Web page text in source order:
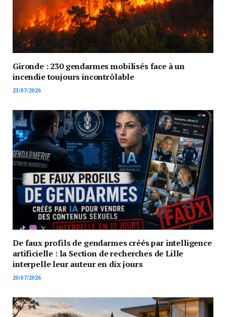
Gironde : 230 gendarmes mobilisés face à un
incendie toujours incontrôlable
23/07/2026
De faux profils de gendarmes créés par intelligence
artificielle : la Section de recherches de Lille
interpelle leur auteur en dix jours
20/07/2026